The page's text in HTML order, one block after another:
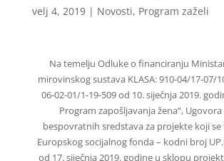
velj 4, 2019| Novosti, Program zaželi
Na temelju Odluke o financiranju
mirovinskog sustava KLASA: 910-04/17-07/
06-02-01/1-19-509 od 10. siječnja 2019.
Program zapošljavanja žena“,
bespovratnih sredstava za projekte koji
Europskog socijalnog fonda – kodni broj
od 17. siječnja 2019. godine u sklopu